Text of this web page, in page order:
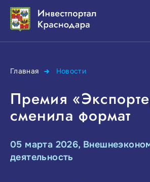
Главная Новости
Премия
сменила формат
05 марта 2026,
деятельность